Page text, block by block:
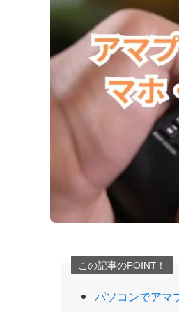
この記事のPOINT！
パソコンでアマ